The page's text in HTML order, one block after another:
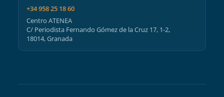
+34 958 25 18 60
Centro ATENEA
C/ Periodista Fernando Gómez de la Cruz 17, 1-2,
18014, Granada